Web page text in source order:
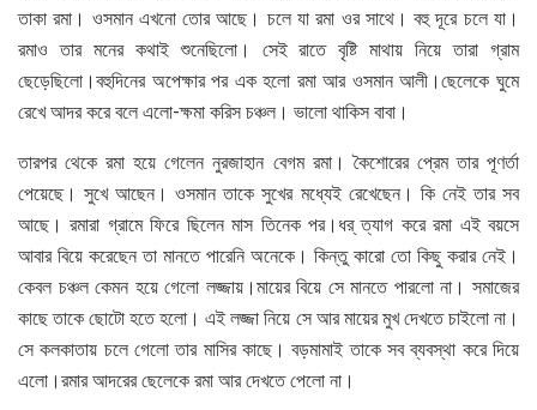
তাকা রমা। ওসমান এখনো তোর আছে। চলে যা রমা ওর সাথে। বহু দূরে চলে যা।
রমাও তার মনের কথাই শুনেছিলো। সেই রাতে বৃষ্টি মাথায় নিয়ে তারা গ্রাম
ছেড়েছিলো।বহুদিনের অপেক্ষার পর এক হলো রমা আর ওসমান আলী।ছেলেকে ঘুমে
রেখে আদর করে বলে এলো-ক্ষমা করিস চঞ্চল। ভালো থাকিস বাবা।
তারপর থেকে রমা হয়ে গেলেন নুরজাহান বেগম রমা। কৈশোরের প্রেম তার পূণর্তা
পেয়েছে। সুখে আছেন। ওসমান তাকে সুখের মধ্যেই রেখেছেন। কি নেই তার সব
আছে। রমারা গ্রামে ফিরে ছিলেন মাস তিনেক পর।ধর্ ত্যাগ করে রমা এই বয়সে
আবার বিয়ে করেছেন তা মানতে পারেনি অনেকে। কিন্তু কারো তো কিছু করার নেই।
কেবল চঞ্চল কেমন হয়ে গেলো লজ্জায়।মায়ের বিয়ে সে মানতে পারলো না। সমাজের
কাছে তাকে ছোটো হতে হলো। এই লজ্জা নিয়ে সে আর মায়ের মুখ দেখতে চাইলো না।
সে কলকাতায় চলে গেলো তার মাসির কাছে। বড়মামাই তাকে সব ব্যবস্থা করে দিয়ে
এলো।রমার আদরের ছেলেকে রমা আর দেখতে পেলো না।